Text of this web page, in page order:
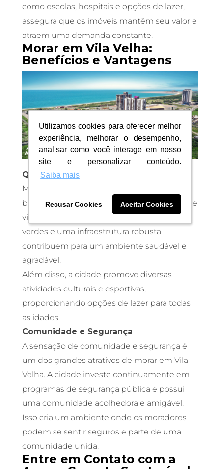
Utilizamos cookies para oferecer melhor
experiência, melhorar o desempenho,
analisar como você interage em nosso
site e personalizar conteúdo.
Saiba mais
Recusar Cookies Aceitar Cookies
Utilizamos cookies para oferecer melhor
experiência, melhorar o desempenho,
analisar como você interage em nosso
site e personalizar conteúdo.
Saiba mais
Recusar Cookies Aceitar Cookies
como escolas, hospitais e opções de lazer,
assegura que os imóveis mantêm seu valor e
atraem uma demanda constante.
Morar em Vila Velha:
Benefícios e Vantagens
Qualidade de Vida e Bem-Estar
Morar em Vila Velha oferece uma série de
benefícios para o bem-estar e a qualidade de
vida. A proximidade com belas praias, áreas
verdes e uma infraestrutura robusta
contribuem para um ambiente saudável e
agradável.
Além disso, a cidade promove diversas
atividades culturais e esportivas,
proporcionando opções de lazer para todas
as idades.
Comunidade e Segurança
A sensação de comunidade e segurança é
um dos grandes atrativos de morar em Vila
Velha. A cidade investe continuamente em
programas de segurança pública e possui
uma comunidade acolhedora e amigável.
Isso cria um ambiente onde os moradores
podem se sentir seguros e parte de uma
comunidade unida.
Entre em Contato com a